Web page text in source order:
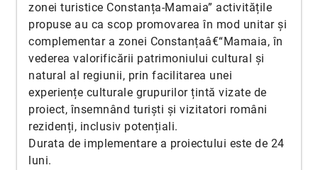
zonei turistice Constanța-Mamaia” activitățile
propuse au ca scop promovarea în mod unitar și
complementar a zonei Constanțaâ€“Mamaia, în
vederea valorificării patrimoniului cultural și
natural al regiunii, prin facilitarea unei
experiențe culturale grupurilor țintă vizate de
proiect, însemnând turiști și vizitatori români
rezidenți, inclusiv potențiali.
Durata de implementare a proiectului este de 24
luni.